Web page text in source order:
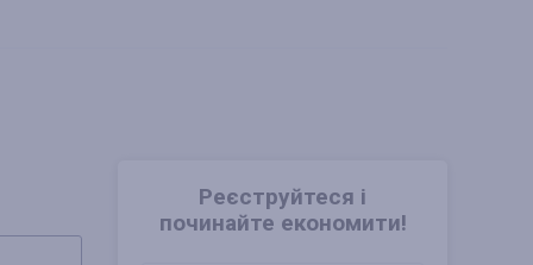
Реєструйтеся і
починайте економити!